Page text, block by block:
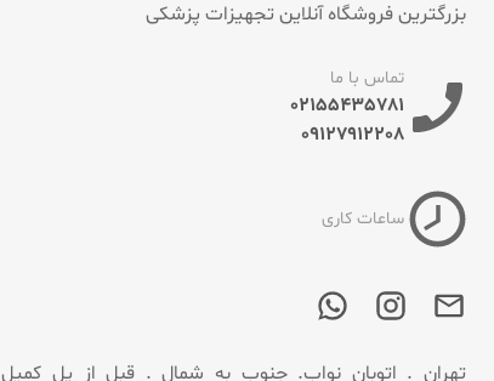
بزرگترین فروشگاه آنلاین تجهیزات پزشکی
تماس با ما
02155435781
09127912208
ساعات کاری
تهران . اتوبان نواب. جنوب به شمال . قبل از پل کمیل